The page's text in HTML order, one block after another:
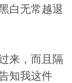
白无常越退
来，而且隔
知我这件